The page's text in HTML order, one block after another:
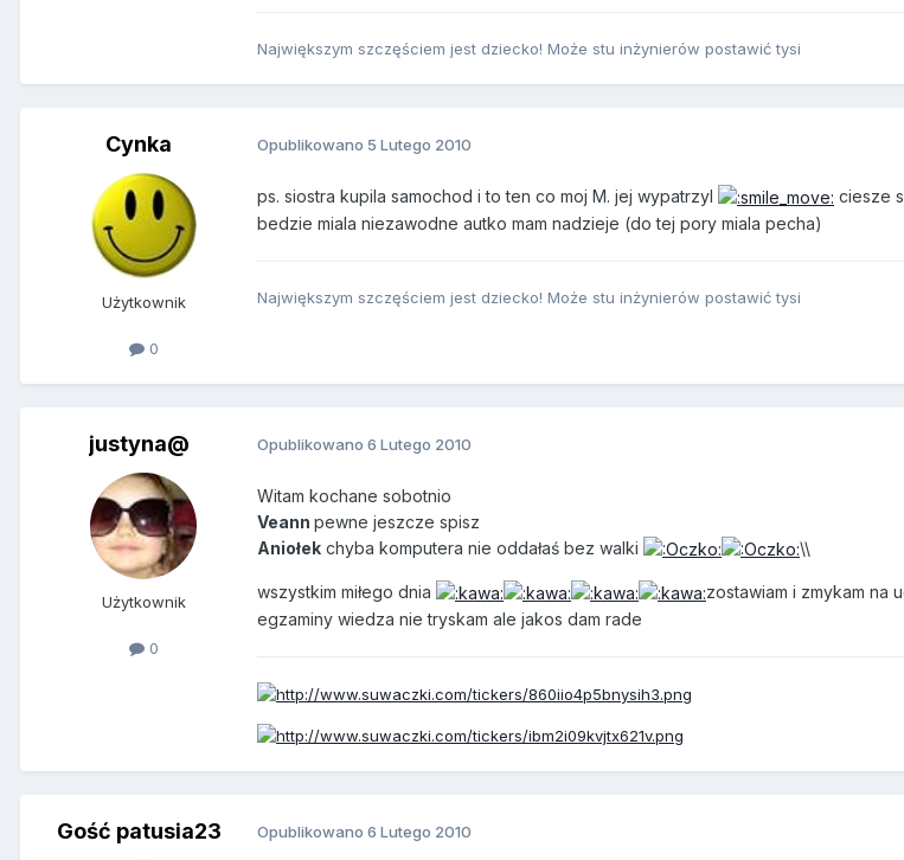
Największym szczęściem jest dziecko! Może stu inżynierów postawić tysi
Cynka
Użytkownik
0
Opublikowano 5 Lutego 2010
ps. siostra kupila samochod i to ten co moj M. jej wypatrzyl
ciesze
bedzie miala niezawodne autko mam nadzieje (do tej pory miala pecha)
Największym szczęściem jest dziecko! Może stu inżynierów postawić tysi
justyna@
Użytkownik
0
Opublikowano 6 Lutego 2010
Witam kochane sobotnio
Veann pewne jeszcze spisz
Aniołek chyba komputera nie oddałaś bez walki \\
wszystkim miłego dnia
zostawiam i zmykam na
egzaminy wiedza nie tryskam ale jakos dam rade
Gość patusia23 Opublikowano 6 Lutego 2010